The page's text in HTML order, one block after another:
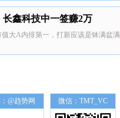
长鑫科技中一签赚2万
值大A内排第一，打新应该是钵满盆满
@趋势网 微信：TMT_VC